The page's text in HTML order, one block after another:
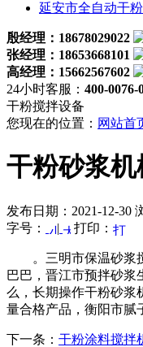
延安市全自动干
殷经理：18678029022
张经理：18653668101
高经理：15662567602
24小时客服： 400-0076-
干粉搅拌设备
您现在的位置： 网站首
干粉砂浆
发布日期：2021-12-30
字号：
| 打印：
。三明市保温砂浆搅
巴巴，晋江市预拌砂
么，长期操作干粉砂浆
量合格产品，衡阳市腻
下一条： 干粉涂料搅拌